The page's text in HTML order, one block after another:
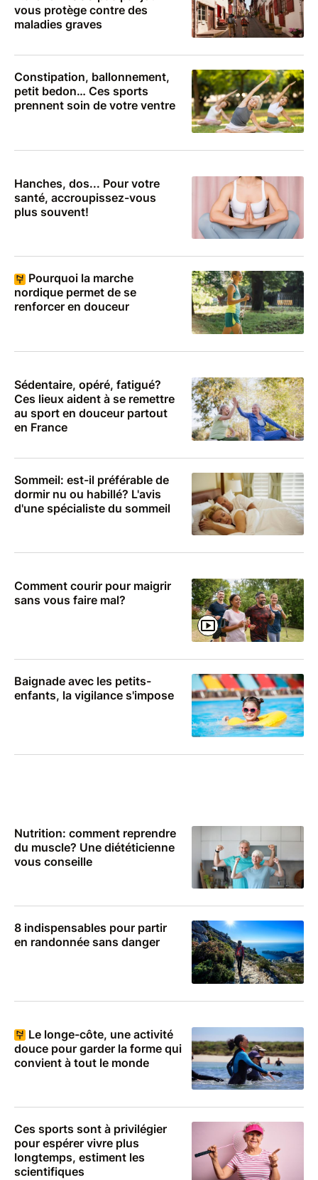
vous protège contre des
maladies graves
Constipation, ballonnement,
petit bedon… Ces sports
prennent soin de votre ventre
Hanches, dos... Pour votre
santé, accroupissez-vous
plus souvent!
Pourquoi la marche
nordique permet de se
renforcer en douceur
Sédentaire, opéré, fatigué?
Ces lieux aident à se remettre
au sport en douceur partout
en France
Sommeil: est-il préférable de
dormir nu ou habillé? L'avis
d'une spécialiste du sommeil
Comment courir pour maigrir
sans vous faire mal?
Baignade avec les petits-
enfants, la vigilance s'impose
Nutrition: comment reprendre
du muscle? Une diététicienne
vous conseille
8 indispensables pour partir
en randonnée sans danger
Le longe-côte, une activité
douce pour garder la forme qui
convient à tout le monde
Ces sports sont à privilégier
pour espérer vivre plus
longtemps, estiment les
scientifiques